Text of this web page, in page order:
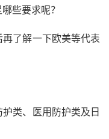
些要求呢？
了解一下欧美等代表
类、医用防护类及日